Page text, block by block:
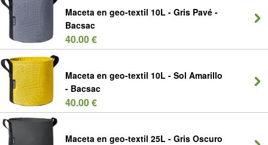
Maceta en geo-textil 10L - Gris Pavé -
Bacsac
40.00 €
Maceta en geo-textil 10L - Sol Amarillo
- Bacsac
40.00 €
Maceta en geo-textil 25L - Gris Oscuro